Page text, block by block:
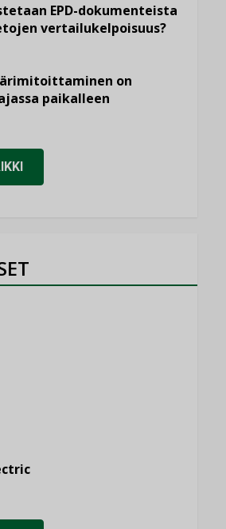
EPD-dokumenteista
vertailukelpoisuus?
on
paikalleen